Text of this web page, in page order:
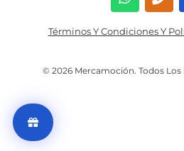
Términos Y Condiciones Y
© 2026 Mercamoción. Todos Los